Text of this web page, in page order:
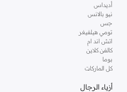
أديداس
نيو بالانس
جس
تومي هيلفيغر
اتش اند ام
كالفن كلاين
بوما
كل الماركات
أزياء الرجال